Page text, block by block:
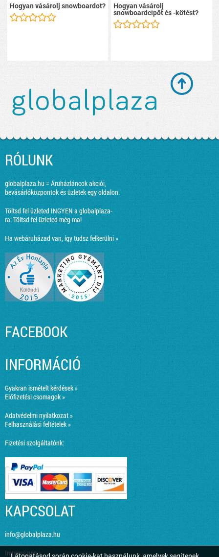
Hogyan vásárolj snowboardot? Hogyan vásárolj
snowboardcipőt és -kötést?
RÓLUNK
globalplaza.hu = Áruházláncok akciói,
bevásárlóközpontok és üzletek egy oldalon.
Töltsd fel üzleted INGYEN a globalplaza-
ra:Töltsd fel üzleted még ma!
Ha webáruházad van, így tudsz felkerülni »
FACEBOOK
INFORMÁCIÓ
Gyakran ismételt kérdések »
Előfizetési csomagok »
Adatvédelmi nyilatkozat »
Felhasználási feltételek »
Fizetési szolgáltatónk:
KAPCSOLAT
info@globalplaza.hu
Impresszum »